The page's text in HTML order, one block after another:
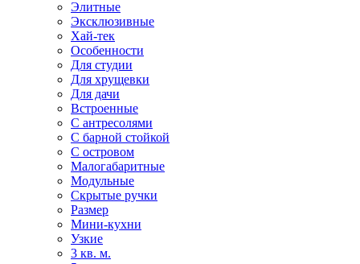
Элитные
Эксклюзивные
Хай-тек
Особенности
Для студии
Для хрущевки
Для дачи
Встроенные
С антресолями
С барной стойкой
С островом
Малогабаритные
Модульные
Скрытые ручки
Размер
Мини-кухни
Узкие
3 кв. м.